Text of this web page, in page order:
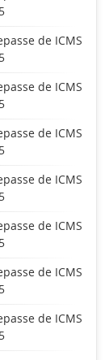
de ICMS
de ICMS
de ICMS
de ICMS
de ICMS
de ICMS
de ICMS